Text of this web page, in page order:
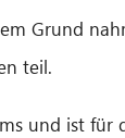
Grund
teil.
und ist für